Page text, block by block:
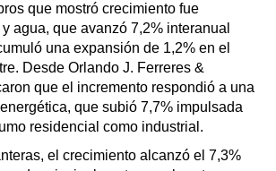
que mostró crecimiento fue
agua, que avanzó 7,2% interanual
una expansión de 1,2% en el
Desde Orlando J. Ferreres &
que el incremento respondió a una
que subió 7,7% impulsada
residencial como industrial.
el crecimiento alcanzó el 7,3%